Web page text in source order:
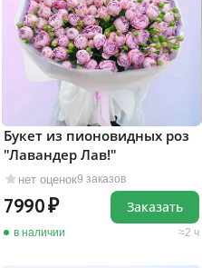
нет оценок9 заказов
Букет из пионовидных роз
"Лавандер Лав!"
7990
в наличии 2 ч
Заказать